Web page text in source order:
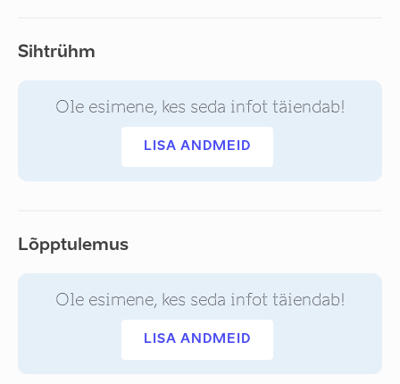
Sihtrühm
Ole esimene, kes seda infot täiendab!
LISA ANDMEID
Lõpptulemus
Ole esimene, kes seda infot täiendab!
LISA ANDMEID